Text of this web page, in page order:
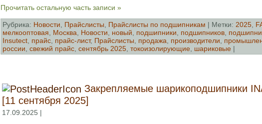
Прочитать остальную часть записи »
Рубрика: Новости Прайслисты Прайслисты по подшипникам | Метки: 2025
мелкооптовая
Москва Новости новый подшипники подшипников
Insutect прайс прайс-лист, Прайслисты продажа производители
россии свежий прайс сентябрь 2025 токоизолирующие шариковые |
Закрепляемые шарикоподшипники
[11 сентября 2025]
17.09.2025 |